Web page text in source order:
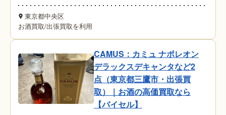
東京都中央区
お酒買取/出張買取を利用
CAMUS：カミュ ナポレオン
デラックスデキャンタなど2
点（東京都三鷹市・出張買
取）｜お酒の高価買取なら
【バイセル】